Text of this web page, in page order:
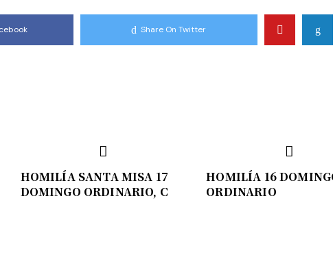
Share On Twitter
HOMILÍA SANTA MISA 17
DOMINGO ORDINARIO, C
HOMILÍA 16
ORDINARIO